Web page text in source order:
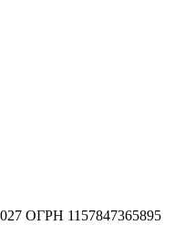
ОГРН 1157847365895